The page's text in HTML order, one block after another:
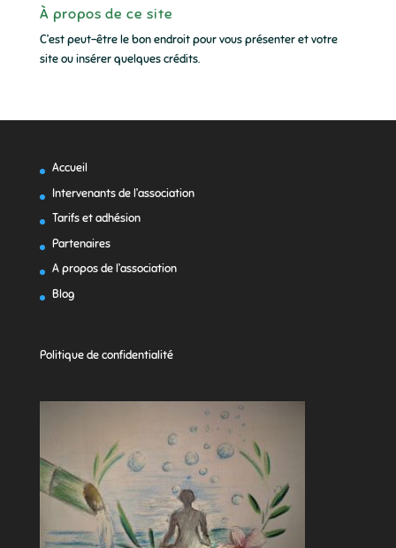
À propos de ce site
C’est peut-être le bon endroit pour vous présenter et votre
site ou insérer quelques crédits.
Accueil
Intervenants de l’association
Tarifs et adhésion
Partenaires
A propos de l’association
Blog
Politique de confidentialité